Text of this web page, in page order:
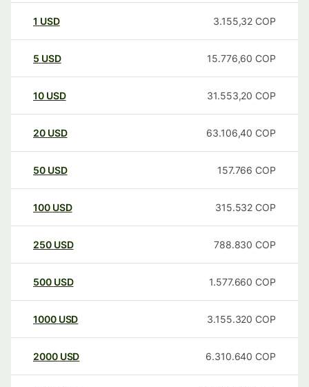
1 USD 3.155,32 COP
5 USD 15.776,60 COP
10 USD 31.553,20 COP
20 USD 63.106,40 COP
50 USD 157.766 COP
100 USD 315.532 COP
250 USD 788.830 COP
500 USD 1.577.660 COP
1000 USD 3.155.320 COP
2000 USD 6.310.640 COP